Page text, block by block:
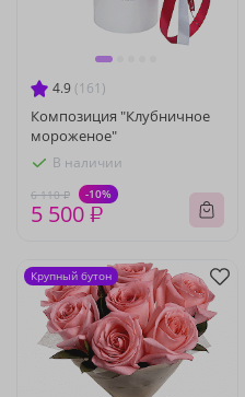
4.9 (161)
Композиция "Клубничное
мороженое"
В наличии
6 110 ₽ -10%
5 500 ₽
Крупный бутон